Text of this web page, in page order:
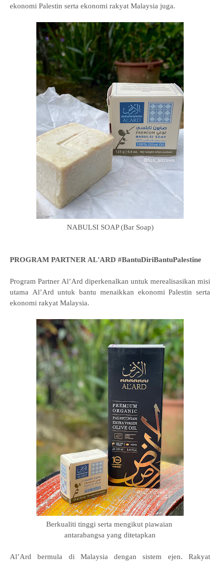
ekonomi Palestin serta ekonomi rakyat Malaysia juga.
NABULSI SOAP (Bar Soap)
PROGRAM PARTNER AL'ARD #BantuDiriBantuPalestine
Program Partner Al’Ard diperkenalkan untuk merealisasikan misi
utama Al’Ard untuk bantu menaikkan ekonomi Palestin serta
ekonomi rakyat Malaysia.
Berkualiti tinggi serta mengikut piawaian
antarabangsa yang ditetapkan
Al’Ard bermula di Malaysia dengan sistem ejen. Rakyat